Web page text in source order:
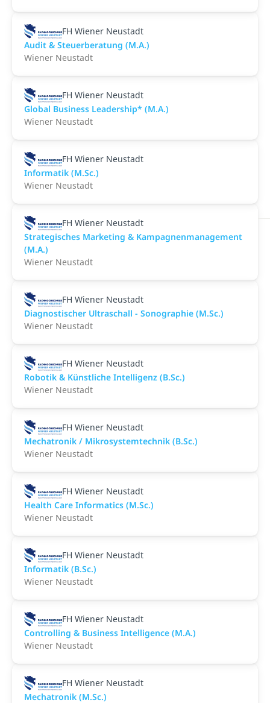
FH Wiener Neustadt
Audit & Steuerberatung (M.A.)
Wiener Neustadt
FH Wiener Neustadt
Global Business Leadership* (M.A.)
Wiener Neustadt
FH Wiener Neustadt
Informatik (M.Sc.)
Wiener Neustadt
FH Wiener Neustadt
Strategisches Marketing & Kampagnenmanagement
(M.A.)
Wiener Neustadt
FH Wiener Neustadt
Diagnostischer Ultraschall - Sonographie (M.Sc.)
Wiener Neustadt
FH Wiener Neustadt
Robotik & Künstliche Intelligenz (B.Sc.)
Wiener Neustadt
FH Wiener Neustadt
Mechatronik / Mikrosystemtechnik (B.Sc.)
Wiener Neustadt
FH Wiener Neustadt
Health Care Informatics (M.Sc.)
Wiener Neustadt
FH Wiener Neustadt
Informatik (B.Sc.)
Wiener Neustadt
FH Wiener Neustadt
Controlling & Business Intelligence (M.A.)
Wiener Neustadt
FH Wiener Neustadt
Mechatronik (M.Sc.)